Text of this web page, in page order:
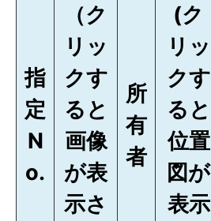
指
定
N
o.
（ク
リッ
クす
ると
画像
が表
示さ
所
有
者
(ク
リッ
クす
ると
位置
図が
表示